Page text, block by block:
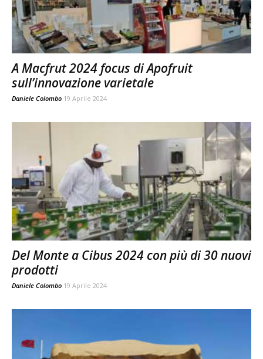
A Macfrut 2024 focus di Apofruit
sull’innovazione varietale
Daniele Colombo 19 Aprile 2024
Del Monte a Cibus 2024 con più di 30 nuovi
prodotti
Daniele Colombo 19 Aprile 2024